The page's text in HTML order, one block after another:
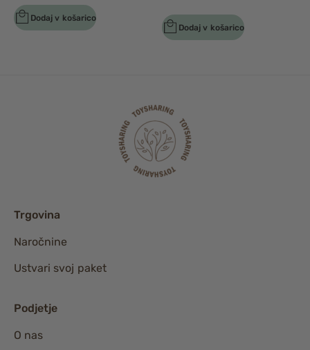
Dodaj v košarico
Dodaj v košarico
Trgovina
Naročnine
Ustvari svoj paket
Podjetje
O nas